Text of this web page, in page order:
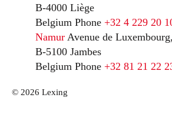
B-4000 Liège
Belgium Phone +32 4 229 20
Namur Avenue de
B-5100 Jambes
Belgium Phone +32 81 21 22
© 2026 Lexing